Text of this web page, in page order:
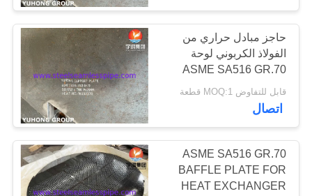
اطلب
اقتباس
COMPANY
NEWS
خريطة
أنبوب مزدوج من
الفولاذ المقاوم للصدأ
39
حاجز مبادل حراري من
الفولاذ الكربوني لوحة
ASME SA516 GR.70
لمبادل حراري
قابل للتفاوض MOQ:1 قطعة
اتصال
ASME SA516 GR.70
BAFFLE PLATE FOR
HEAT EXCHANGER